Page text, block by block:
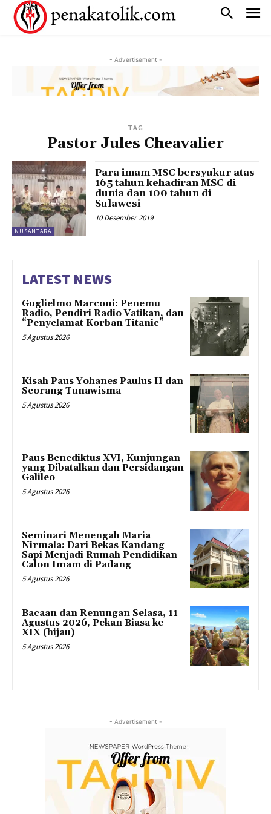
- Advertisement -
TAG
Pastor Jules Cheavalier
NUSANTARA
Para imam MSC bersyukur atas
165 tahun kehadiran MSC di
dunia dan 100 tahun di
Sulawesi
10 Desember 2019
LATEST NEWS
Guglielmo Marconi: Penemu
Radio, Pendiri Radio Vatikan, dan
“Penyelamat Korban Titanic”
5 Agustus 2026
Kisah Paus Yohanes Paulus II dan
Seorang Tunawisma
5 Agustus 2026
Paus Benediktus XVI, Kunjungan
yang Dibatalkan dan Persidangan
Galileo
5 Agustus 2026
Seminari Menengah Maria
Nirmala: Dari Bekas Kandang
Sapi Menjadi Rumah Pendidikan
Calon Imam di Padang
5 Agustus 2026
Bacaan dan Renungan Selasa, 11
Agustus 2026, Pekan Biasa ke-
XIX (hijau)
5 Agustus 2026
- Advertisement -